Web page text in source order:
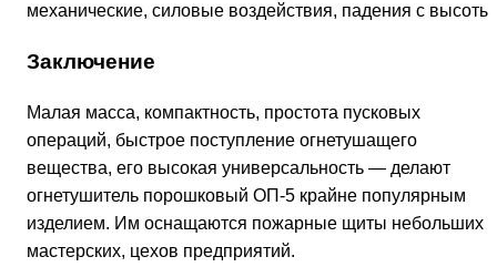
механические, силовые воздействия, падения с высоты.
Заключение
Малая масса, компактность, простота пусковых
операций, быстрое поступление огнетушащего
вещества, его высокая универсальность — делают
огнетушитель порошковый ОП-5 крайне популярным
изделием. Им оснащаются пожарные щиты небольших
мастерских, цехов предприятий.